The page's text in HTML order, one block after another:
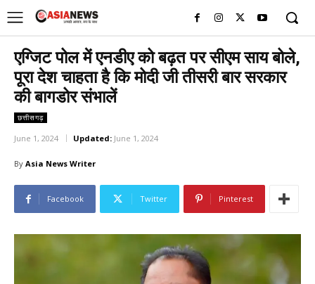
एग्जिट पोल में एनडीए को बढ़त पर सीएम साय बोले,
पूरा देश चाहता है कि मोदी जी तीसरी बार सरकार
की बागडोर संभालें
छत्तीसगढ़
June 1, 2024 Updated: June 1, 2024
By Asia News Writer
Facebook Twitter Pinterest